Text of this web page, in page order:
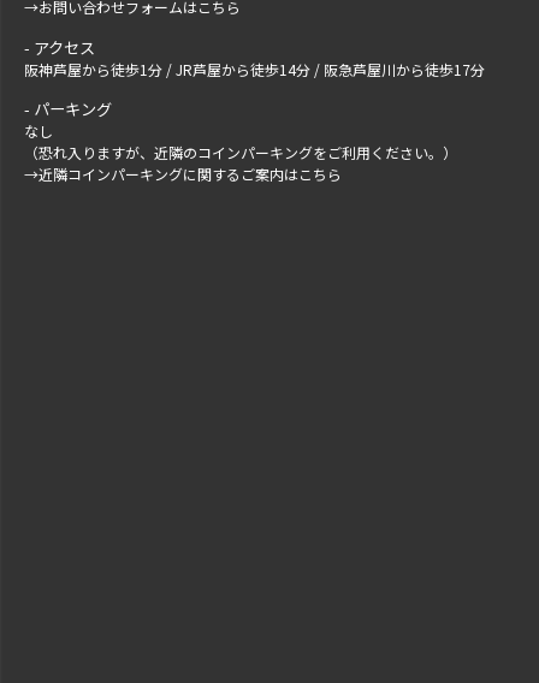
→お問い合わせフォームはこちら
アクセス
阪神芦屋から徒歩1分 / JR芦屋から徒歩14分 / 阪急芦屋川から徒歩17分
パーキング
なし
（恐れ入りますが、近隣のコインパーキングをご利用ください。）
→近隣コインパーキングに関するご案内はこちら